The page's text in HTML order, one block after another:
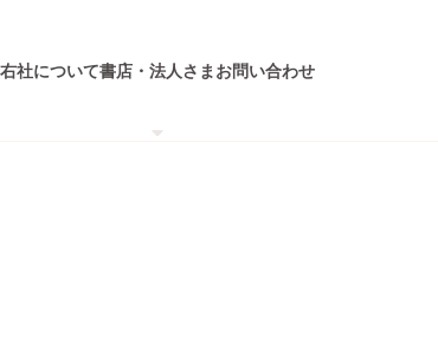
社について書店・法人さまお問い合わせ